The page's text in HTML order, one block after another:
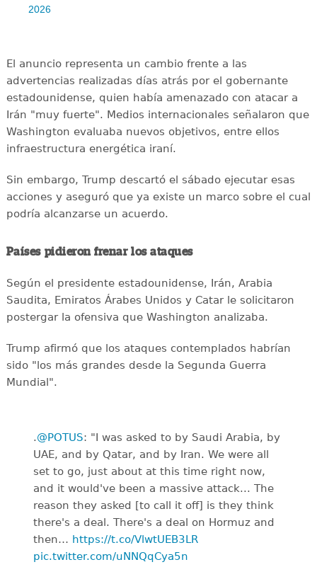
2026
El anuncio representa un cambio frente a las
advertencias realizadas días atrás por el gobernante
estadounidense, quien había amenazado con atacar a
Irán "muy fuerte". Medios internacionales señalaron que
Washington evaluaba nuevos objetivos, entre ellos
infraestructura energética iraní.
Sin embargo, Trump descartó el sábado ejecutar esas
acciones y aseguró que ya existe un marco sobre el cual
podría alcanzarse un acuerdo.
Países pidieron frenar los ataques
Según el presidente estadounidense, Irán, Arabia
Saudita, Emiratos Árabes Unidos y Catar le solicitaron
postergar la ofensiva que Washington analizaba.
Trump afirmó que los ataques contemplados habrían
sido "los más grandes desde la Segunda Guerra
Mundial".
.@POTUS: "I was asked to by Saudi Arabia, by
UAE, and by Qatar, and by Iran. We were all
set to go, just about at this time right now,
and it would've been a massive attack... The
reason they asked [to call it off] is they think
there's a deal. There's a deal on Hormuz and
then… https://t.co/VlwtUEB3LR
pic.twitter.com/uNNQqCya5n